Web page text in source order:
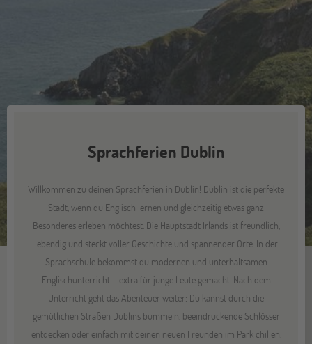
Sprachferien Dublin
Willkommen zu deinen Sprachferien in Dublin! Dublin ist die perfekte
Stadt, wenn du Englisch lernen und gleichzeitig etwas ganz
Besonderes erleben möchtest. Die Hauptstadt Irlands ist freundlich,
lebendig und steckt voller Geschichte und spannender Orte. In der
Sprachschule bekommst du modernen und unterhaltsamen
Englischunterricht – extra für junge Leute gemacht. Nach dem
Unterricht geht das Abenteuer weiter: Du kannst durch die
gemütlichen Straßen Dublins bummeln, beeindruckende Schlösser
entdecken oder einfach mit deinen neuen Freunden im Park chillen.